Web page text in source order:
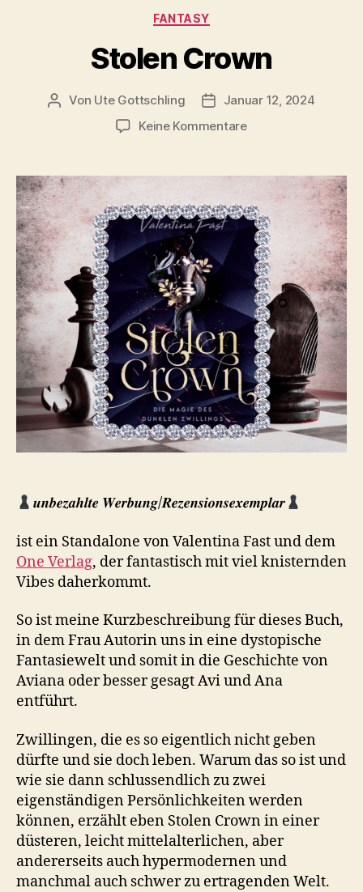
Kategorien
FANTASY
Stolen Crown
Beitragsautor
Von Ute Gottschling Veröffentlichungsdatum
Januar 12, 2024
Keine Kommentarezu
𝒖𝒏𝒃𝒆𝒛𝒂𝒉𝒍𝒕𝒆 𝑾𝒆𝒓𝒃𝒖𝒏𝒈/𝑹𝒆𝒛𝒆𝒏𝒔𝒊𝒐𝒏𝒔𝒆𝒙𝒆𝒎𝒑𝒍𝒂𝒓
ist ein Standalone von Valentina Fast und dem
One Verlag, der fantastisch mit viel knisternden
Vibes daherkommt.
So ist meine Kurzbeschreibung für dieses Buch,
in dem Frau Autorin uns in eine dystopische
Fantasiewelt und somit in die Geschichte von
Aviana oder besser gesagt Avi und Ana
entführt.
Zwillingen, die es so eigentlich nicht geben
dürfte und sie doch leben. Warum das so ist und
wie sie dann schlussendlich zu zwei
eigenständigen Persönlichkeiten werden
können, erzählt eben Stolen Crown in einer
düsteren, leicht mittelalterlichen, aber
andererseits auch hypermodernen und
manchmal auch schwer zu ertragenden Welt.